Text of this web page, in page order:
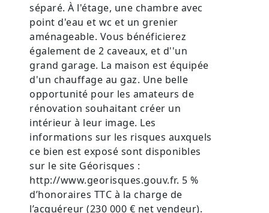
séparé. À l'étage, une chambre avec
point d'eau et wc et un grenier
aménageable. Vous bénéficierez
également de 2 caveaux, et d''un
grand garage. La maison est équipée
d'un chauffage au gaz. Une belle
opportunité pour les amateurs de
rénovation souhaitant créer un
intérieur à leur image. Les
informations sur les risques auxquels
ce bien est exposé sont disponibles
sur le site Géorisques :
http://www.georisques.gouv.fr. 5 %
d’honoraires TTC à la charge de
l’acquéreur (230 000 € net vendeur).